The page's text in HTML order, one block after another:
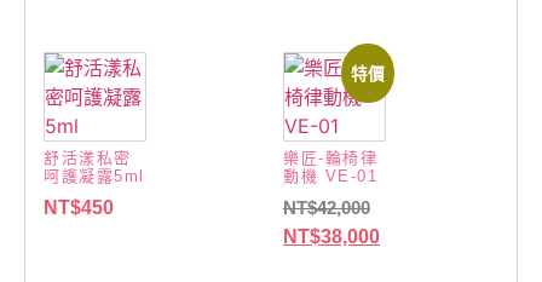
舒活漾私密
呵護凝露5ml
NT$450
特價
樂匠-輪椅律
動機 VE-01
NT$42,000
NT$38,000